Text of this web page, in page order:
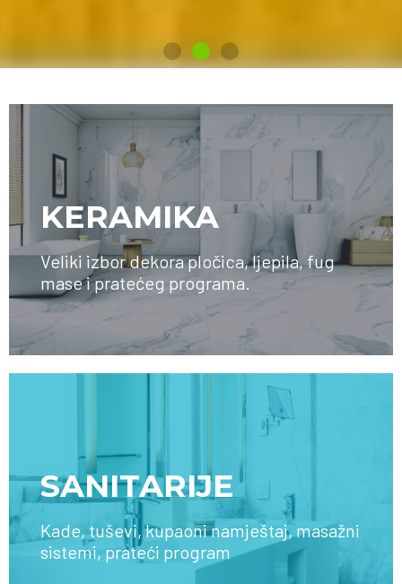
KERAMIKA
Veliki izbor dekora pločica, ljepila, fug
mase i pratećeg programa.
SAZNAJTE VIŠE
SANITARIJE
Kade, tuševi, kupaoni namještaj, masažni
sistemi, prateći program
SAZNAJTE VIŠE